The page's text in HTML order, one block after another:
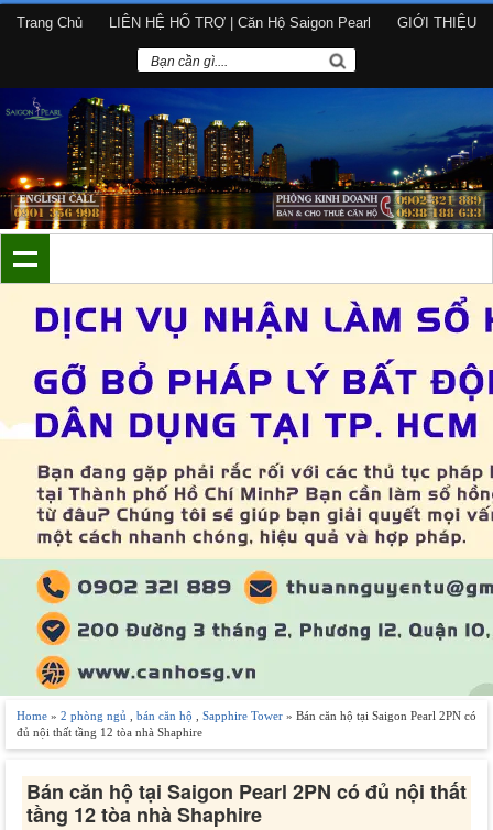
Trang Chủ LIÊN HỆ HỔ TRỢ | Căn Hộ Saigon Pearl GIỚI THIỆU
Home » 2 phòng ngủ bán căn hộ Sapphire Tower » Bán căn hộ tại Saigon Pearl 2PN có
đủ nội thất tầng 12 tòa nhà Shaphire
Bán căn hộ tại Saigon Pearl 2PN có đủ nội thất
tầng 12 tòa nhà Shaphire